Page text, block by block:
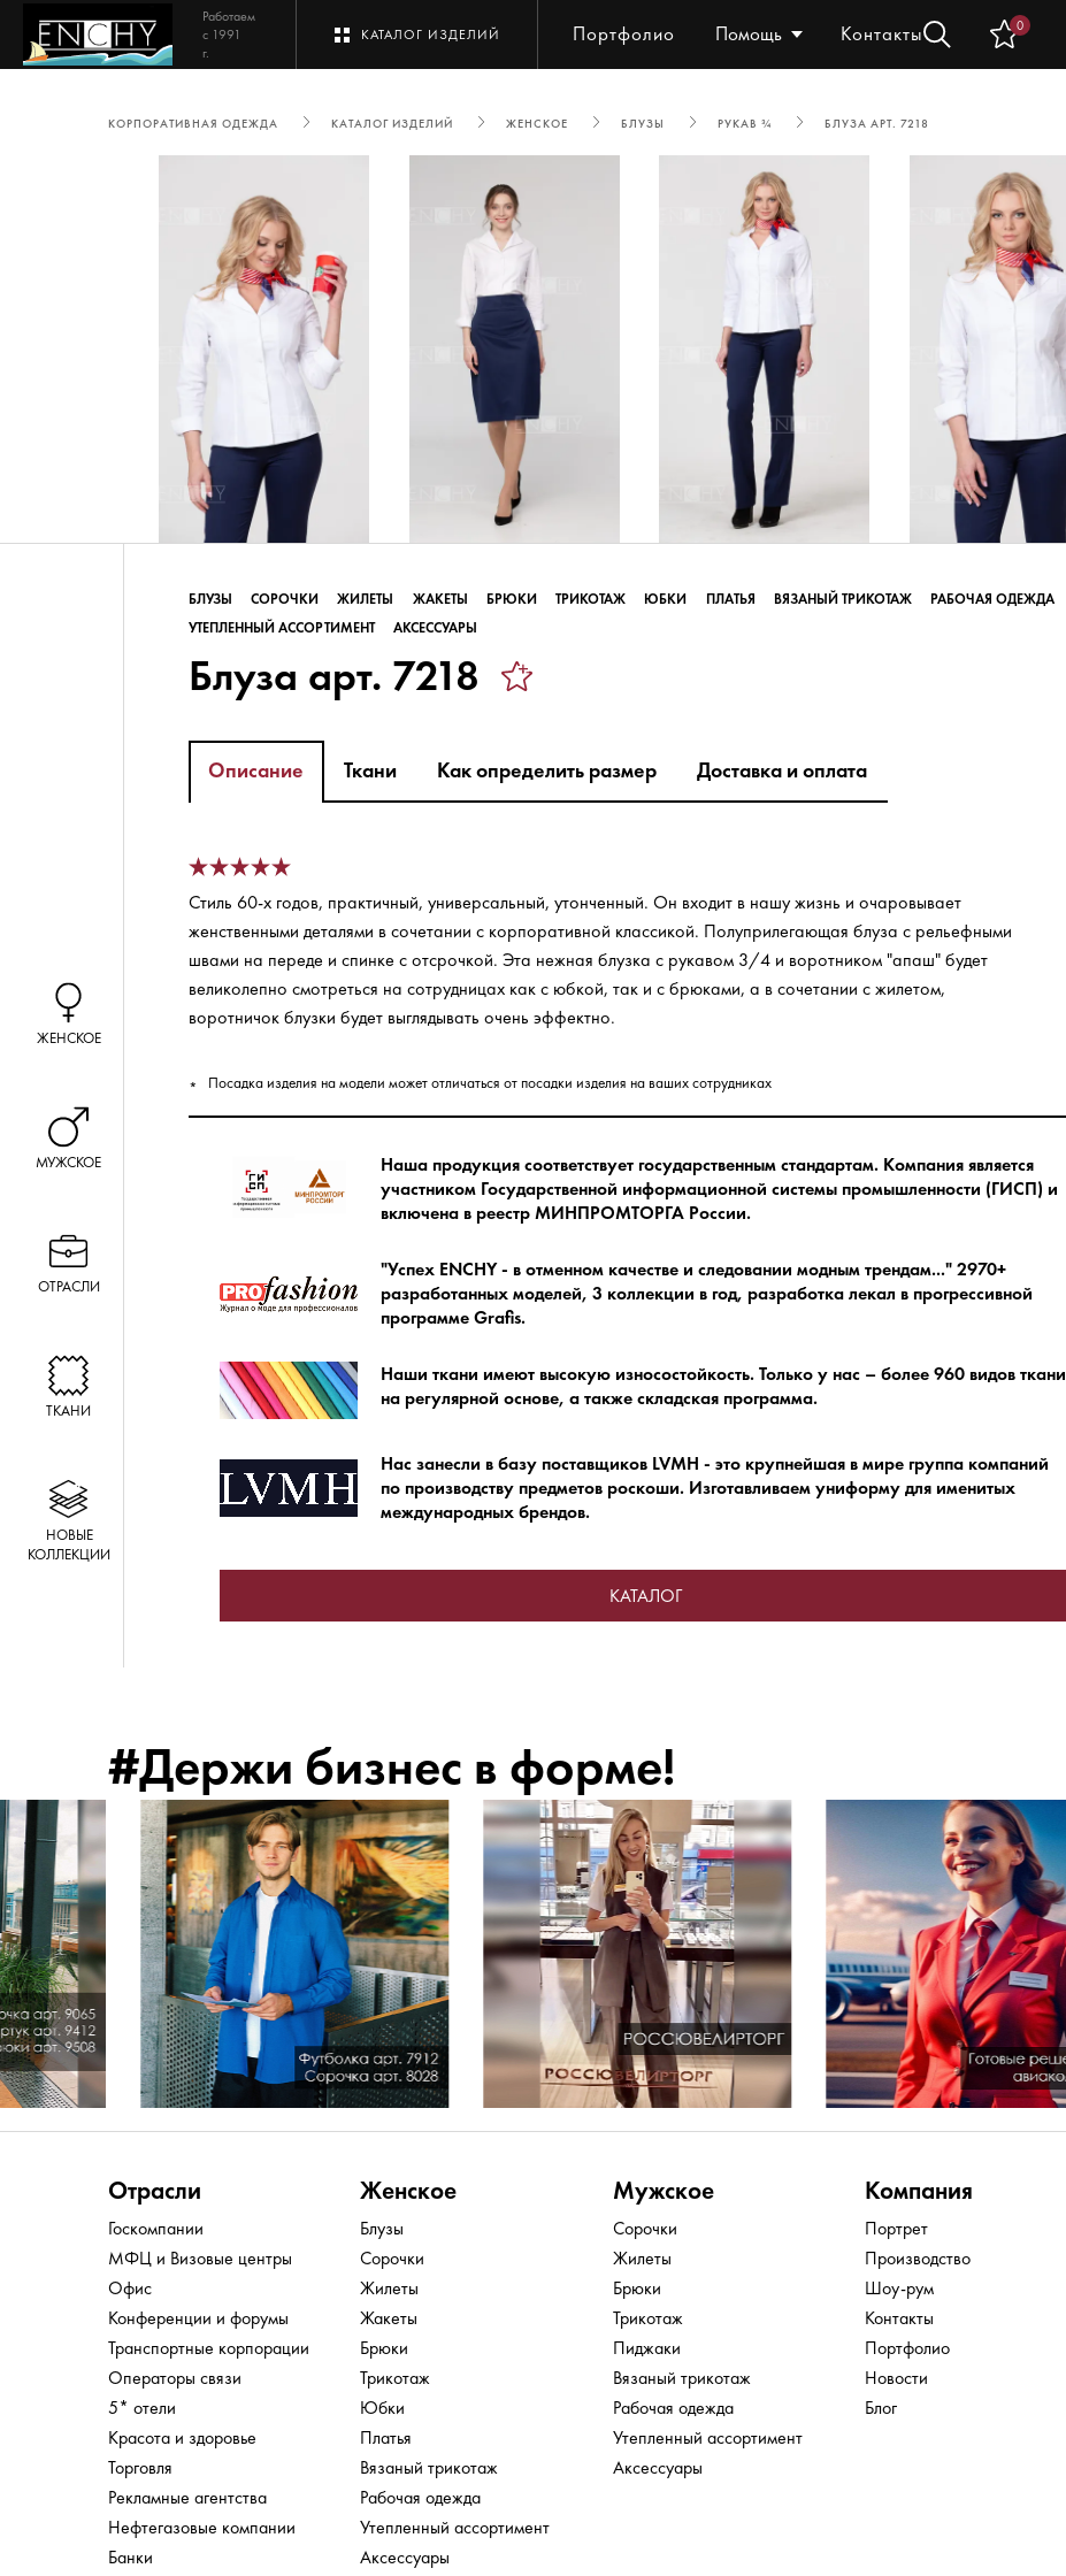
Работаем
с 1991
г.
КАТАЛОГ ИЗДЕЛИЙ Портфолио Помощь Контакты 0
КОРПОРАТИВНАЯ ОДЕЖДА КАТАЛОГ ИЗДЕЛИЙ ЖЕНСКОЕ БЛУЗЫ РУКАВ ¾ БЛУЗА АРТ. 7218
ЖЕНСКОЕ
МУЖСКОЕ
ОТРАСЛИ
ТКАНИ
НОВЫЕ
КОЛЛЕКЦИИ
БЛУЗЫ СОРОЧКИ ЖИЛЕТЫ ЖАКЕТЫ БРЮКИ ТРИКОТАЖ ЮБКИ ПЛАТЬЯ ВЯЗАНЫЙ ТРИКОТАЖ
РАБОЧАЯ ОДЕЖДА
УТЕПЛЕННЫЙ АССОРТИМЕНТ
АКСЕССУАРЫ
Блуза арт. 7218
Описание Ткани Как определить размер Доставка и оплата
Стиль 60-х годов, практичный, универсальный, утонченный. Он входит в нашу жизнь и очаровывает
женственными деталями в сочетании с корпоративной классикой. Полуприлегающая блуза с рельефными
швами на переде и спинке с отсрочкой. Эта нежная блузка с рукавом 3/4 и воротником "апаш" будет
великолепно смотреться на сотрудницах как с юбкой, так и с брюками, а в сочетании с жилетом,
воротничок блузки будет выглядывать очень эффектно.
Посадка изделия на модели может отличаться от посадки изделия на ваших сотрудниках
Наша продукция соответствует государственным стандартам. Компания является
участником Государственной информационной системы промышленности (ГИСП) и
включена в реестр МИНПРОМТОРГА России.
"Успех ENCHY - в отменном качестве и следовании модным трендам..." 2970+
разработанных моделей, 3 коллекции в год, разработка лекал в прогрессивной
программе Grafis.
Наши ткани имеют высокую износостойкость.Только у нас – более 960 видов ткани
на регулярной основе, а также складская программа.
Нас занесли в базу поставщиков LVMH - это крупнейшая в мире группа компаний
по производству предметов роскоши. Изготавливаем униформу для именитых
международных брендов.
КАТАЛОГ
#Держи бизнес в форме!
Отрасли
Госкомпании
МФЦ и Визовые центры
Офис
Конференции и форумы
Транспортные корпорации
Операторы связи
5* отели
Красота и здоровье
Торговля
Рекламные агентства
Нефтегазовые компании
Банки
Женское
Блузы
Сорочки
Жилеты
Жакеты
Брюки
Трикотаж
Юбки
Платья
Вязаный трикотаж
Рабочая одежда
Утепленный ассортимент
Аксессуары
Мужское
Сорочки
Жилеты
Брюки
Трикотаж
Пиджаки
Вязаный трикотаж
Рабочая одежда
Утепленный ассортимент
Аксессуары
Компания
Портрет
Производство
Шоу-рум
Контакты
Портфолио
Новости
Блог